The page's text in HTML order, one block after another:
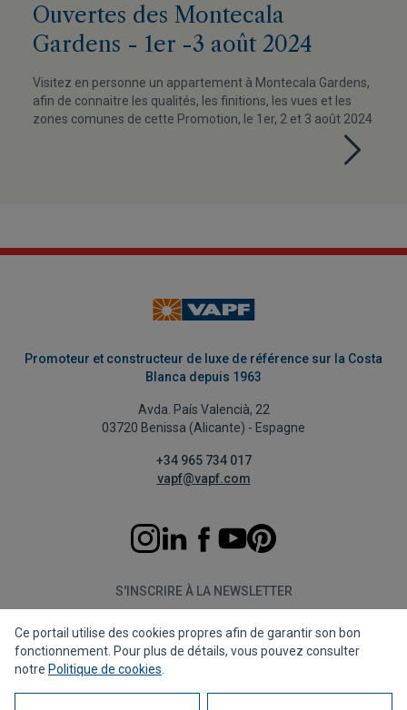
Ouvertes des Montecala
Gardens - 1er -3 août 2024
Visitez en personne un appartement à Montecala Gardens,
afin de connaitre les qualités, les finitions, les vues et les
zones comunes de cette Promotion, le 1er, 2 et 3 août 2024
Promoteur et constructeur de luxe de référence sur la Costa
Blanca depuis 1963
Avda. País Valencià, 22
03720 Benissa (Alicante) - Espagne
+34 965 734 017
vapf@vapf.com
S'INSCRIRE À LA NEWSLETTER
S'abonner
Ce portail utilise des cookies propres afin de garantir son bon
fonctionnement. Pour plus de détails, vous pouvez consulter
notre Politique de cookies